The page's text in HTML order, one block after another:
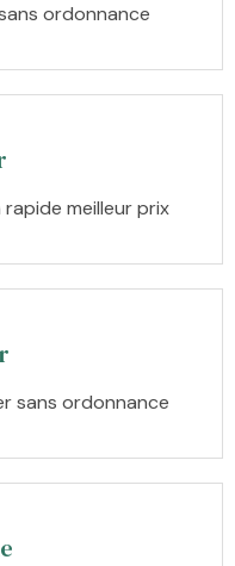
ordonnance
meilleur prix
sans ordonnance